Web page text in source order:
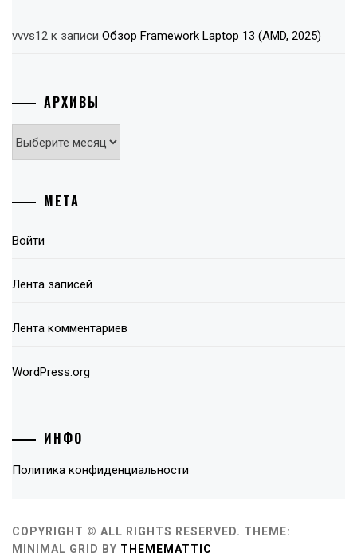
vvvs12 к записи Обзор Framework Laptop 13 (AMD, 2025)
АРХИВЫ
Архивы
МЕТА
Войти
Лента записей
Лента комментариев
WordPress.org
ИНФО
Политика конфиденциальности
COPYRIGHT © ALL RIGHTS RESERVED. THEME:
MINIMAL GRID BY THEMEMATTIC